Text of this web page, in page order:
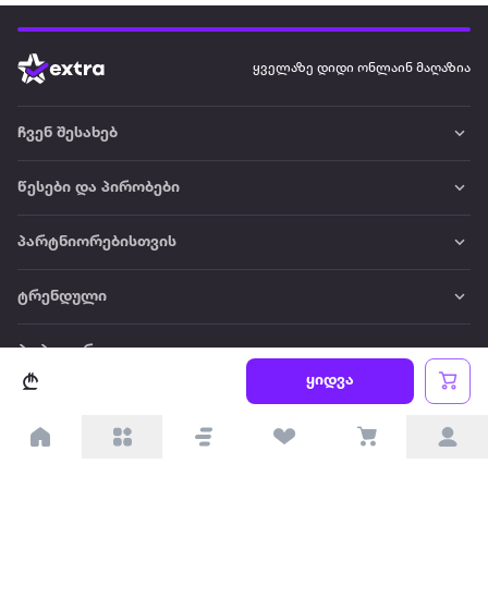
ყიდვა
ყველაზე დიდი ონლაინ მაღაზია
ჩვენ შესახებ
წესები და პირობები
პარტნიორებისთვის
ტრენდული
პოპულარული